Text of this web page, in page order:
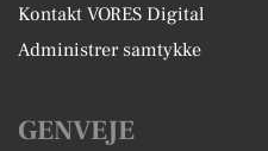
Kontakt VORES Digital
Administrer samtykke
GENVEJE